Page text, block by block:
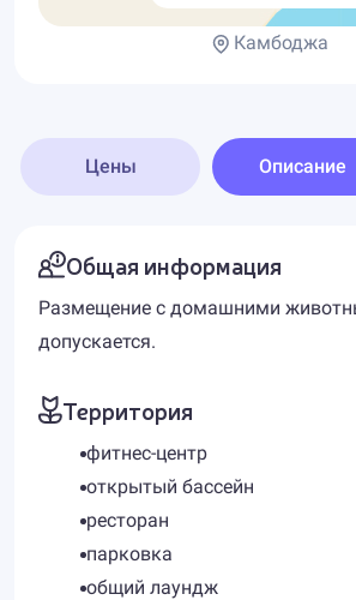
Камбоджа
Цены Описание
Общая информация
Размещение с домашними
допускается.
Территория
фитнес-центр
открытый бассейн
ресторан
парковка
общий лаундж